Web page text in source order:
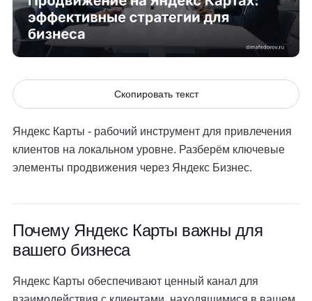
Скопировать текст
Яндекс Карты - рабочий инструмент для привлечения
клиентов на локальном уровне. Разберём ключевые
элементы продвижения через Яндекс Бизнес.
Почему Яндекс Карты важны для
вашего бизнеса
Яндекс Карты обеспечивают ценный канал для